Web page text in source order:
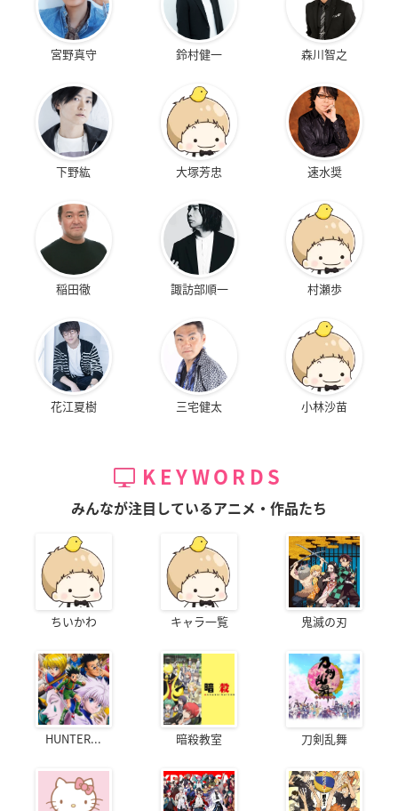
宮野真守 鈴村健一 森川智之
下野紘 大塚芳忠 速水奨
稲田徹 諏訪部順一 村瀬歩
花江夏樹 三宅健太 小林沙苗
KEYWORDS
みんなが注目しているアニメ・作品たち
ちいかわ キャラ一覧 鬼滅の刃
HUNTER... 暗殺教室 刀剣乱舞